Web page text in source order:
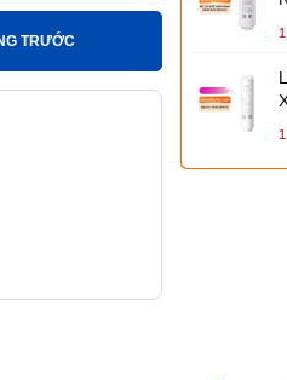
TRƯỚC